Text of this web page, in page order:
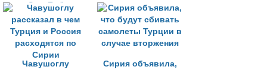
Эль-Баб
Чавушоглу
Сирия объявила,